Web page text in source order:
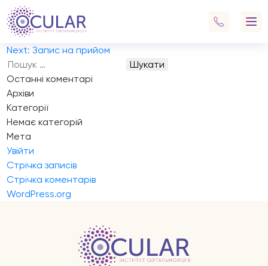
Запис на прийом
Частковий розрив ситківки+катаракта
Навігація
записів
Previous: Запис на прийом
Next: Запис на прийом
Пошук:
Останні коментарі
Архіви
Категорії
Немає категорій
Мета
Увійти
Стрічка записів
Стрічка коментарів
WordPress.org